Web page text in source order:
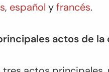
, español yfrancés.
actos de la